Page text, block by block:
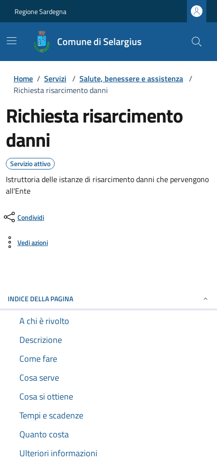
Regione Sardegna
Comune di Selargius
Home / Servizi / Salute, benessere e assistenza /
Richiesta risarcimento danni
Richiesta risarcimento
danni
Servizio attivo
Istruttoria delle istanze di risarcimento danni che pervengono
all'Ente
Condividi
Vedi azioni
INDICE DELLA PAGINA
A chi è rivolto
Descrizione
Come fare
Cosa serve
Cosa si ottiene
Tempi e scadenze
Quanto costa
Ulteriori informazioni